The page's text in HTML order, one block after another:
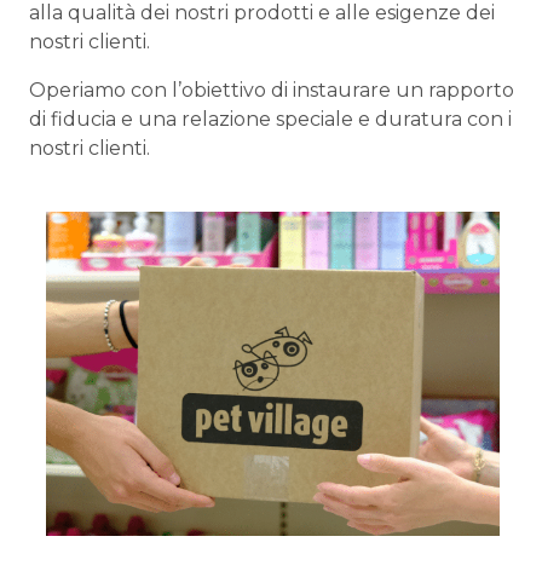
alla qualità dei nostri prodotti e alle esigenze dei
nostri clienti.
Operiamo con l’obiettivo di instaurare un rapporto
di fiducia e una relazione speciale e duratura con i
nostri clienti.